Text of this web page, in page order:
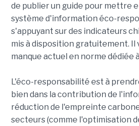
de publier un guide pour mettre
système d'information éco-
s'appuyant sur des indicateurs
mis à disposition gratuitement. Il
manque actuel en norme dédiée
L'éco-responsabilité est à
bien dans la contribution de
réduction de l'empreinte
secteurs (comme l'optimisation